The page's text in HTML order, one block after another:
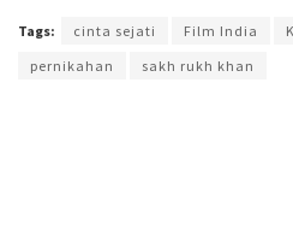
Tags: cinta sejati Film India
pernikahan
sakh rukh khan